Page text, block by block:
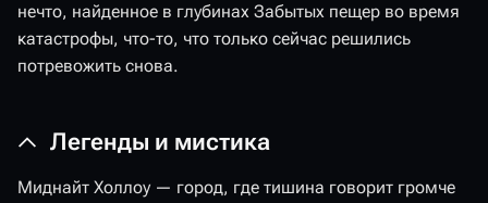
нечто, найденное в глубинах Забытых пещер во время
катастрофы, что-то, что только сейчас решились
потревожить снова.
Легенды и мистика
Миднайт Холлоу — город, где тишина говорит громче